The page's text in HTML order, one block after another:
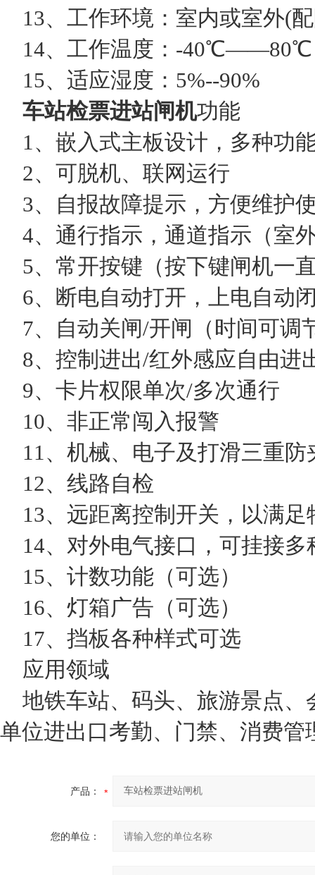
13、工作环境：室内或室外(
14、工作温度：-40℃——80℃
15、适应湿度：5%--90%
车站检票进站闸机功能
1、嵌入式主板设计，多种功
2、可脱机、联网运行
3、自报故障提示，方便维护
4、通行指示，通道指示（室
5、常开按键（按下键闸机一
6、断电自动打开，上电自动
7、自动关闸/开闸（时间可调
8、控制进出/红外感应自由进
9、卡片权限单次/多次通行
10、非正常闯入报警
11、机械、电子及打滑三重防
12、线路自检
13、远距离控制开关，以满足
14、对外电气接口，可挂接多
15、计数功能（可选）
16、灯箱广告（可选）
17、挡板各种样式可选
应用领域
地铁车站、码头、旅游景点、
单位进出口考勤、门禁、消费管
产品：
您的单位：